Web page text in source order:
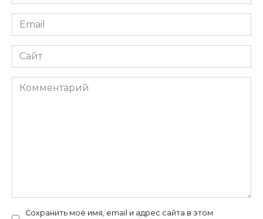
Email
*
Сайт
Комментарий
Сохранить моё имя, email и адрес сайта в этом